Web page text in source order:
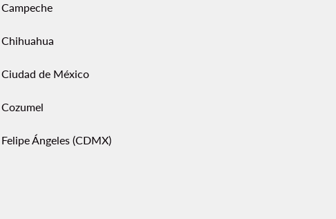
Campeche
Chihuahua
Ciudad de México
Cozumel
Felipe Ángeles (CDMX)